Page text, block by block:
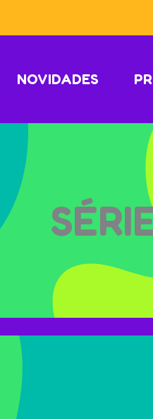
NOVIDADES